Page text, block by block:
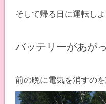
そして帰る日に運転し
バッテリーがあが
前の晩に電気を消すの